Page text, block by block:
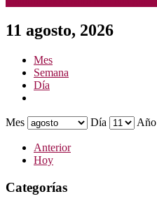
11 agosto, 2026
Mes
Semana
Día
Mes Día Año
Anterior
Hoy
Categorías